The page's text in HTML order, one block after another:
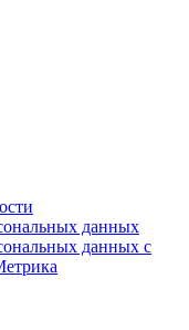
данных
данных с